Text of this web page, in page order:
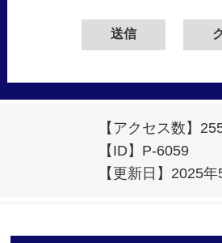
【アクセス数】
【ID】 P-6059
【更新日】 2025年